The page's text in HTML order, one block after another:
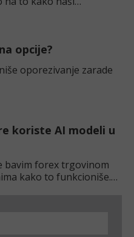
opcije?
oporezivanje zarade
koriste AI modeli u
bavim forex trgovinom
kako to funkcioniše.